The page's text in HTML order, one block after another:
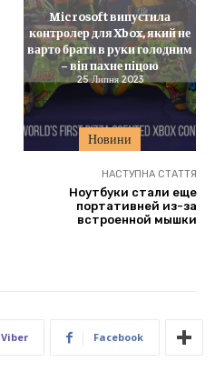
Новини
Microsoft випустила
контролер для Xbox, який не
варто брати в руки голодним
– він пахне піцою
25 Липня 2023
НАСТУПНА СТАТТЯ
Ноутбуки стали еще
портативней из-за
встроенной мышки
Viber Facebook